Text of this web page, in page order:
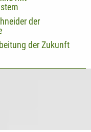
der
der Zukunft